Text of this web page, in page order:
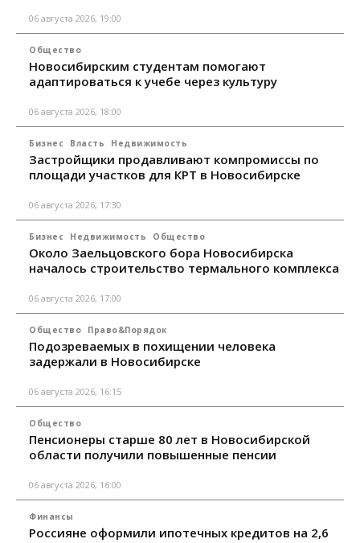
06 августа 2026, 19:00
Общество
Новосибирским студентам помогают
адаптироваться к учебе через культуру
06 августа 2026, 18:00
Бизнес Власть Недвижимость
Застройщики продавливают компромиссы по
площади участков для КРТ в Новосибирске
06 августа 2026, 17:30
Бизнес Недвижимость Общество
Около Заельцовского бора Новосибирска
началось строительство термального комплекса
06 августа 2026, 17:00
Общество Право&Порядок
Подозреваемых в похищении человека
задержали в Новосибирске
06 августа 2026, 16:15
Общество
Пенсионеры старше 80 лет в Новосибирской
области получили повышенные пенсии
06 августа 2026, 16:00
Финансы
Россияне оформили ипотечных кредитов на 2,6